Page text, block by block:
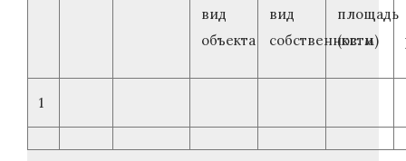
вид
объекта
вид
собственности
(кв. м)
1